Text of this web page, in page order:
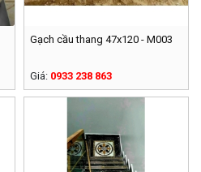
Gạch cầu thang 47x120 - M003
Giá: 0933 238 863